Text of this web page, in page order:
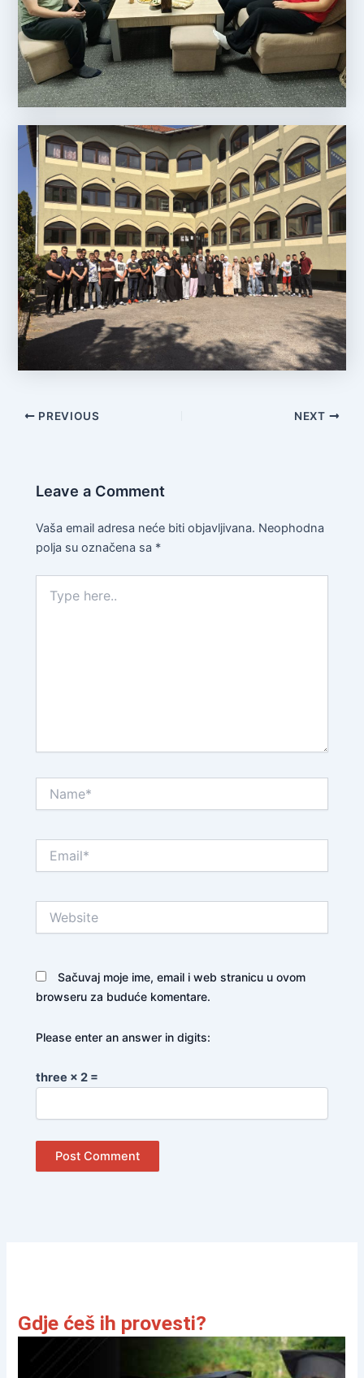
PREVIOUS NEXT
Leave a Comment
Vaša email adresa neće biti objavljivana. Neophodna
polja su označena sa *
here..
Sačuvaj moje ime, email i web stranicu u ovom
browseru za buduće komentare.
Please enter an answer in digits:
three × 2 =
Gdje ćeš ih provesti?